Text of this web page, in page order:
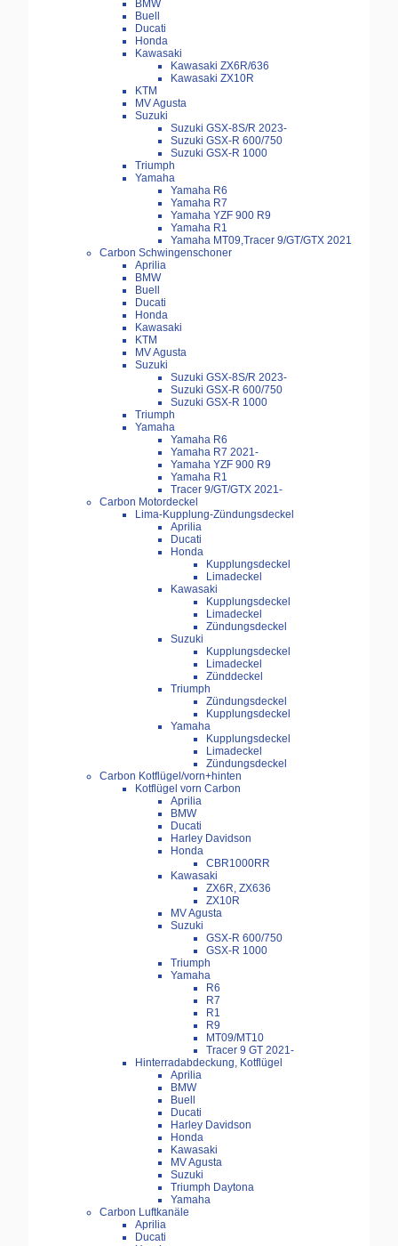
BMW
Buell
Ducati
Honda
Kawasaki
Kawasaki ZX6R/636
Kawasaki ZX10R
KTM
MV Agusta
Suzuki
Suzuki GSX-8S/R 2023-
Suzuki GSX-R 600/750
Suzuki GSX-R 1000
Triumph
Yamaha
Yamaha R6
Yamaha R7
Yamaha YZF 900 R9
Yamaha R1
Yamaha MT09,Tracer 9/GT/GTX 2021
Carbon Schwingenschoner
Aprilia
BMW
Buell
Ducati
Honda
Kawasaki
KTM
MV Agusta
Suzuki
Suzuki GSX-8S/R 2023-
Suzuki GSX-R 600/750
Suzuki GSX-R 1000
Triumph
Yamaha
Yamaha R6
Yamaha R7 2021-
Yamaha YZF 900 R9
Yamaha R1
Tracer 9/GT/GTX 2021-
Carbon Motordeckel
Lima-Kupplung-Zündungsdeckel
Aprilia
Ducati
Honda
Kupplungsdeckel
Limadeckel
Kawasaki
Kupplungsdeckel
Limadeckel
Zündungsdeckel
Suzuki
Kupplungsdeckel
Limadeckel
Zünddeckel
Triumph
Zündungsdeckel
Kupplungsdeckel
Yamaha
Kupplungsdeckel
Limadeckel
Zündungsdeckel
Carbon Kotflügel/vorn+hinten
Kotflügel vorn Carbon
Aprilia
BMW
Ducati
Harley Davidson
Honda
CBR1000RR
Kawasaki
ZX6R, ZX636
ZX10R
MV Agusta
Suzuki
GSX-R 600/750
GSX-R 1000
Triumph
Yamaha
R6
R7
R1
R9
MT09/MT10
Tracer 9 GT 2021-
Hinterradabdeckung, Kotflügel
Aprilia
BMW
Buell
Ducati
Harley Davidson
Honda
Kawasaki
MV Agusta
Suzuki
Triumph Daytona
Yamaha
Carbon Luftkanäle
Aprilia
Ducati